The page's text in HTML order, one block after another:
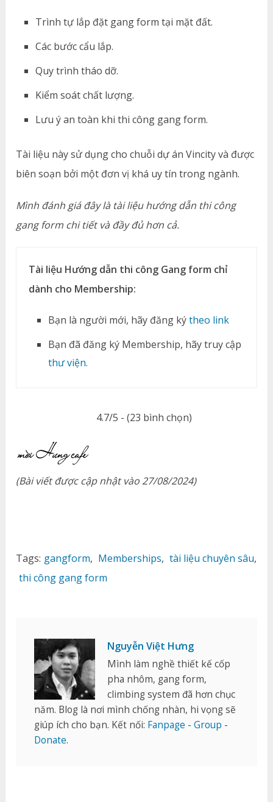
Trình tự lắp đặt gang form tại mặt đất.
Các bước cẩu lắp.
Quy trình tháo dỡ.
Kiểm soát chất lượng.
Lưu ý an toàn khi thi công gang form.
Tài liệu này sử dụng cho chuỗi dự án Vincity và được
biên soạn bởi một đơn vị khá uy tín trong ngành.
Mình đánh giá đây là tài liệu hướng dẫn thi công
gang form chi tiết và đầy đủ hơn cả.
Tài liệu Hướng dẫn thi công Gang form chỉ
dành cho Membership:
Bạn là người mới, hãy đăng kýtheo link
Bạn đã đăng ký Membership, hãy truy cập
thư viện.
4.7/5 - (23 bình chọn)
(Bài viết được cập nhật vào 27/08/2024)
Tags: gangform, Memberships, tài liệu chuyên sâu,
thi công gang form
Nguyễn Việt Hưng
Mình làm nghề thiết kế cốp
pha nhôm, gang form,
climbing system đã hơn chục
năm. Blog là nơi mình chống nhàn, hi vọng sẽ
giúp ích cho bạn. Kết nối: Fanpage -Group -
Donate.